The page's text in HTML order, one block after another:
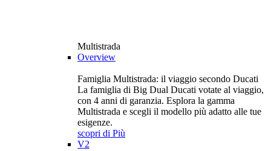
Multistrada
Overview
Famiglia Multistrada: il viaggio secondo Ducati
La famiglia di Big Dual Ducati votate al viaggio,
con 4 anni di garanzia. Esplora la gamma
Multistrada e scegli il modello più adatto alle tue
esigenze.
scopri di Più
V2